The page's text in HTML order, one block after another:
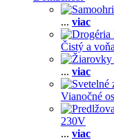
... viac
Čistý a
... viac
Vianočné
230V
... viac